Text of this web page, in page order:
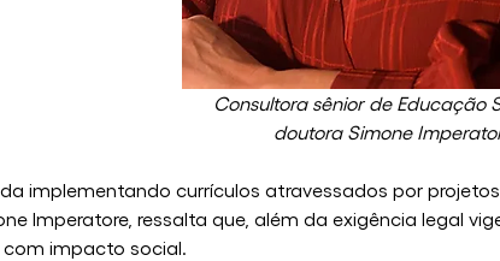
Consultora sênior de Educação
doutora Simone
implementando currículos atravessados por
Imperatore, ressalta que, além da exigência legal
impacto social.